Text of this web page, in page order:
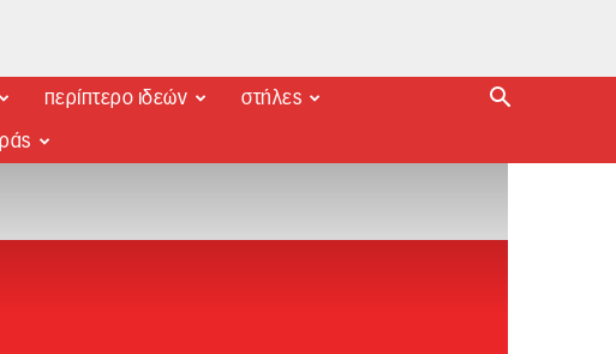
περίπτερο ιδεών στήλες